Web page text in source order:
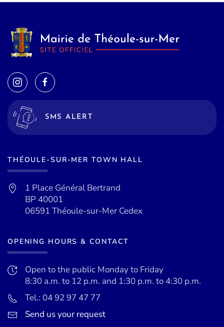
SMS ALERT
THÉOULE-SUR-MER TOWN HALL
1 Place Général Bertrand
BP 40001
06591 Théoule-sur-Mer Cedex
OPENING HOURS & CONTACT
Open to the public Monday to Friday
8:30 a.m. to 12 p.m. and 1:30 p.m. to 4:30 p.m.
Tel.: 04 92 97 47 77
Send us your request